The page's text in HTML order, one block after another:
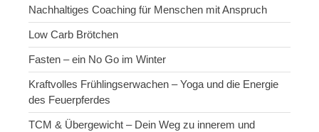
Nachhaltiges Coaching für Menschen mit Anspruch
Low Carb Brötchen
Fasten – ein No Go im Winter
Kraftvolles Frühlingserwachen – Yoga und die Energie
des Feuerpferdes
TCM & Übergewicht – Dein Weg zu innerem und